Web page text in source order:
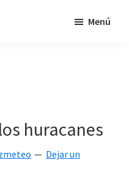
Menú
huracanes
Dejar un